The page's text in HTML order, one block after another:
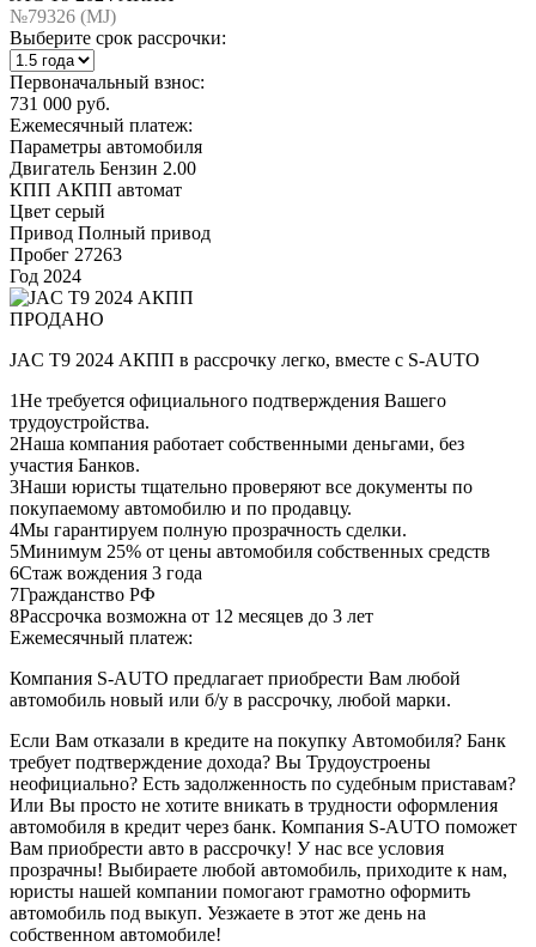
№79326 (МJ)
Выберите срок рассрочки:
Первоначальный взнос:
731 000 руб.
Ежемесячный платеж:
Параметры автомобиля
Двигатель Бензин 2.00
КПП АКПП автомат
Цвет серый
Привод Полный привод
Пробег 27263
Год 2024
ПРОДАНО
JAC T9 2024 АКПП в рассрочку легко, вместе с S-AUTO
1Не требуется официального подтверждения Вашего
трудоустройства.
2Наша компания работает собственными деньгами, без
участия Банков.
3Наши юристы тщательно проверяют все документы по
покупаемому автомобилю и по продавцу.
4Мы гарантируем полную прозрачность сделки.
5Минимум 25% от цены автомобиля собственных средств
6Стаж вождения 3 года
7Гражданство РФ
8Рассрочка возможна от 12 месяцев до 3 лет
Ежемесячный платеж:
Компания S-AUTO предлагает приобрести Вам любой
автомобиль новый или б/у в рассрочку, любой марки.
Если Вам отказали в кредите на покупку Автомобиля? Банк
требует подтверждение дохода? Вы Трудоустроены
неофициально? Есть задолженность по судебным приставам?
Или Вы просто не хотите вникать в трудности оформления
автомобиля в кредит через банк. Компания S-AUTO поможет
Вам приобрести авто в рассрочку! У нас все условия
прозрачны! Выбираете любой автомобиль, приходите к нам,
юристы нашей компании помогают грамотно оформить
автомобиль под выкуп. Уезжаете в этот же день на
собственном автомобиле!